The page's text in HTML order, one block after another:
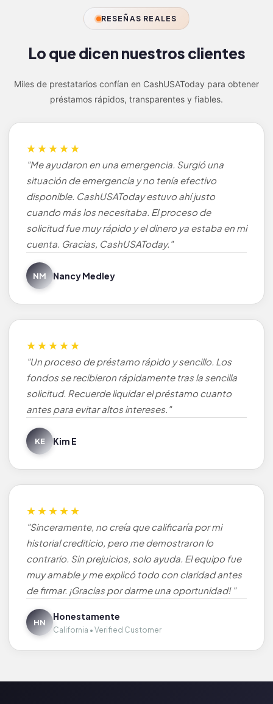
RESEÑAS REALES
Lo que dicen nuestros clientes
Miles de prestatarios confían en CashUSAToday para obtener
préstamos rápidos, transparentes y fiables.
★★★★★
"Me ayudaron en una emergencia. Surgió una
situación de emergencia y no tenía efectivo
disponible. CashUSAToday estuvo ahí justo
cuando más los necesitaba. El proceso de
solicitud fue muy rápido y el dinero ya estaba en mi
cuenta. Gracias, CashUSAToday."
NM Nancy Medley
★★★★★
"Un proceso de préstamo rápido y sencillo. Los
fondos se recibieron rápidamente tras la sencilla
solicitud. Recuerde liquidar el préstamo cuanto
antes para evitar altos intereses."
KE Kim E
★★★★★
"Sinceramente, no creía que calificaría por mi
historial crediticio, pero me demostraron lo
contrario. Sin prejuicios, solo ayuda. El equipo fue
muy amable y me explicó todo con claridad antes
de firmar. ¡Gracias por darme una oportunidad! "
HN
Honestamente
California • Verified Customer